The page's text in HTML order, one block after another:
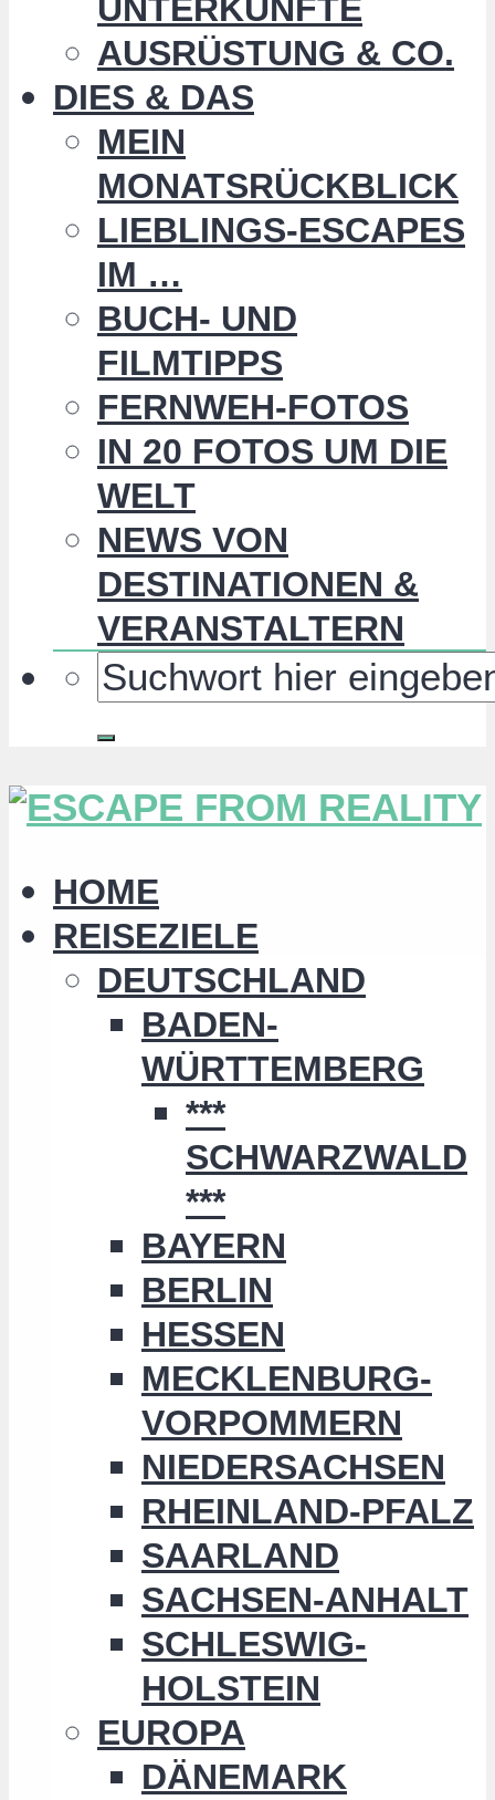
UNTERKÜNFTE
AUSRÜSTUNG & CO.
DIES & DAS
MEIN
MONATSRÜCKBLICK
LIEBLINGS-ESCAPES
IM …
BUCH- UND
FILMTIPPS
FERNWEH-FOTOS
IN 20 FOTOS UM DIE
WELT
NEWS VON
DESTINATIONEN &
VERANSTALTERN
HOME
REISEZIELE
DEUTSCHLAND
BADEN-
WÜRTTEMBERG
***
SCHWARZWALD
***
BAYERN
BERLIN
HESSEN
MECKLENBURG-
VORPOMMERN
NIEDERSACHSEN
RHEINLAND-PFALZ
SAARLAND
SACHSEN-ANHALT
SCHLESWIG-
HOLSTEIN
EUROPA
DÄNEMARK